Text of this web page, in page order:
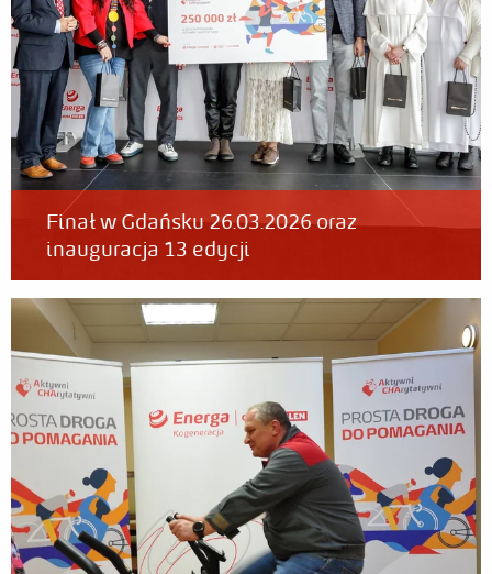
Finał w Gdańsku 26.03.2026 oraz
inauguracja 13 edycji